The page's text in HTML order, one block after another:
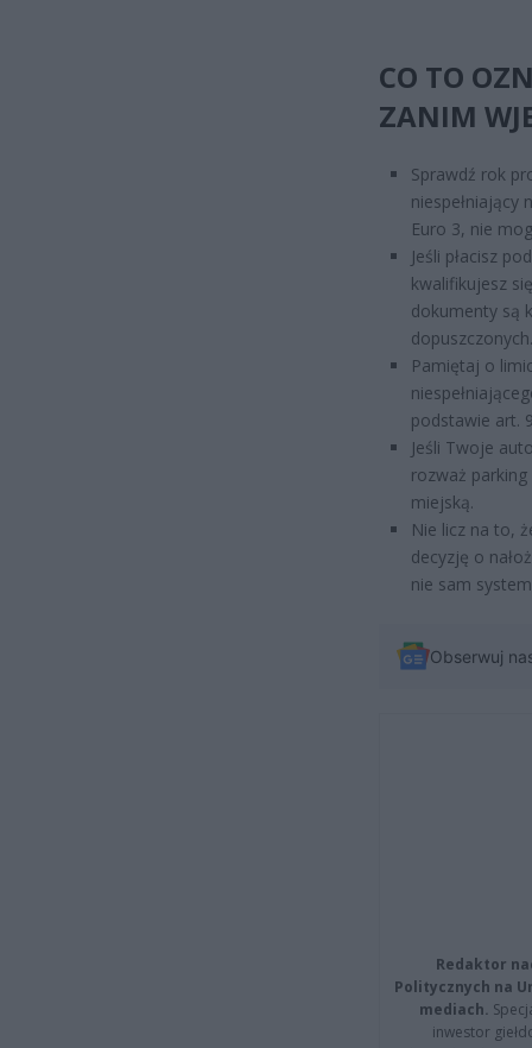
CO TO
ZANIM
Sprawdź rok
niespełniający
Euro 3, nie
Jeśli płacisz
kwalifikujesz
dokumenty są
dopuszczonych.
Pamiętaj o
podstawie art.
Jeśli Twoje
rozważ
miejską.
Nie licz na to,
decyzję o
nie sam
Obserwuj
Redaktor
Politycznych na
mediach.
inwestor